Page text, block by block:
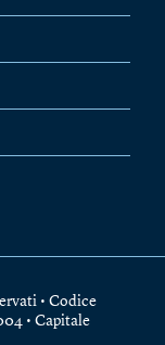
• Codice
• Capitale